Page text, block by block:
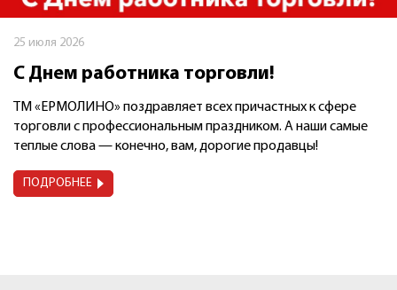
25 июля 2026
С Днем работника торговли!
ТМ «ЕРМОЛИНО» поздравляет всех причастных к сфере
торговли с профессиональным праздником. А наши самые
теплые слова — конечно, вам, дорогие продавцы!
ПОДРОБНЕЕ